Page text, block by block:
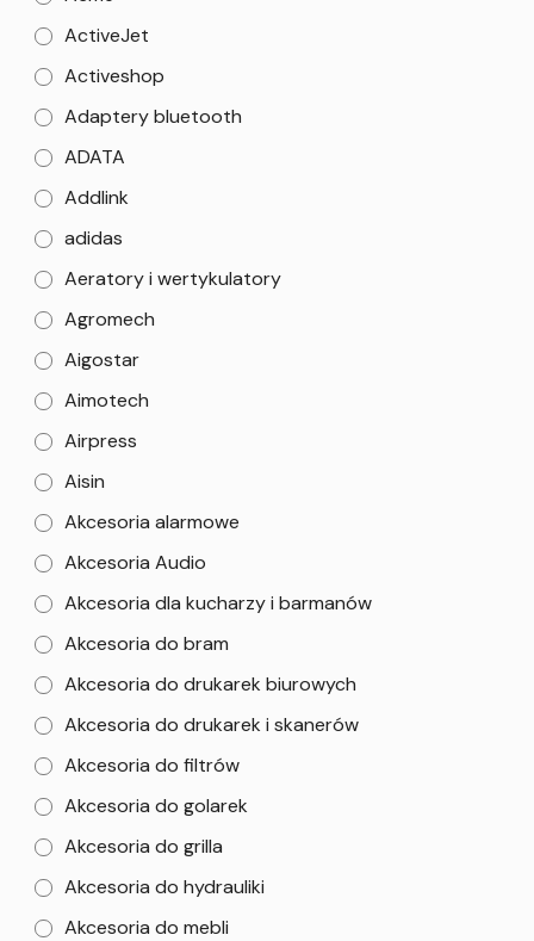
ActiveJet
Activeshop
Adaptery bluetooth
ADATA
Addlink
adidas
Aeratory i wertykulatory
Agromech
Aigostar
Aimotech
Airpress
Aisin
Akcesoria alarmowe
Akcesoria Audio
Akcesoria dla kucharzy i barmanów
Akcesoria do bram
Akcesoria do drukarek biurowych
Akcesoria do drukarek i skanerów
Akcesoria do filtrów
Akcesoria do golarek
Akcesoria do grilla
Akcesoria do hydrauliki
Akcesoria do mebli